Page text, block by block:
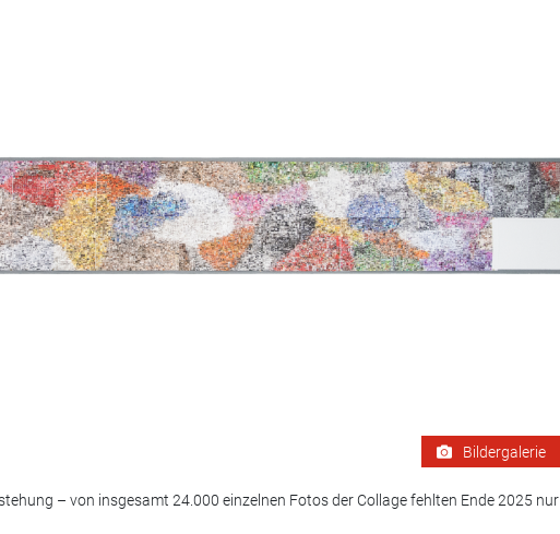
Bildergalerie
– von insgesamt 24.000 einzelnen Fotos der Collage fehlten Ende 2025 nur